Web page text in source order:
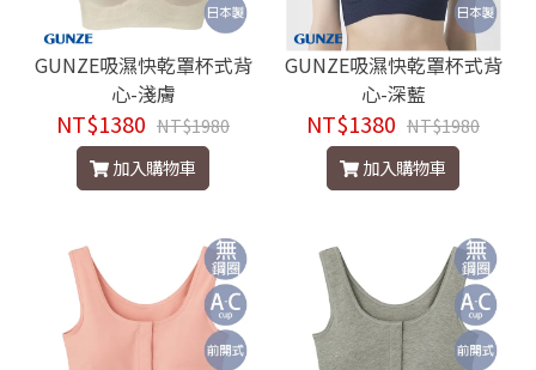
GUNZE吸濕快乾罩杯式背
心-淺膚
NT$1380 NT$1980
加入購物車
GUNZE吸濕快乾罩杯式背
心-深藍
NT$1380 NT$1980
加入購物車